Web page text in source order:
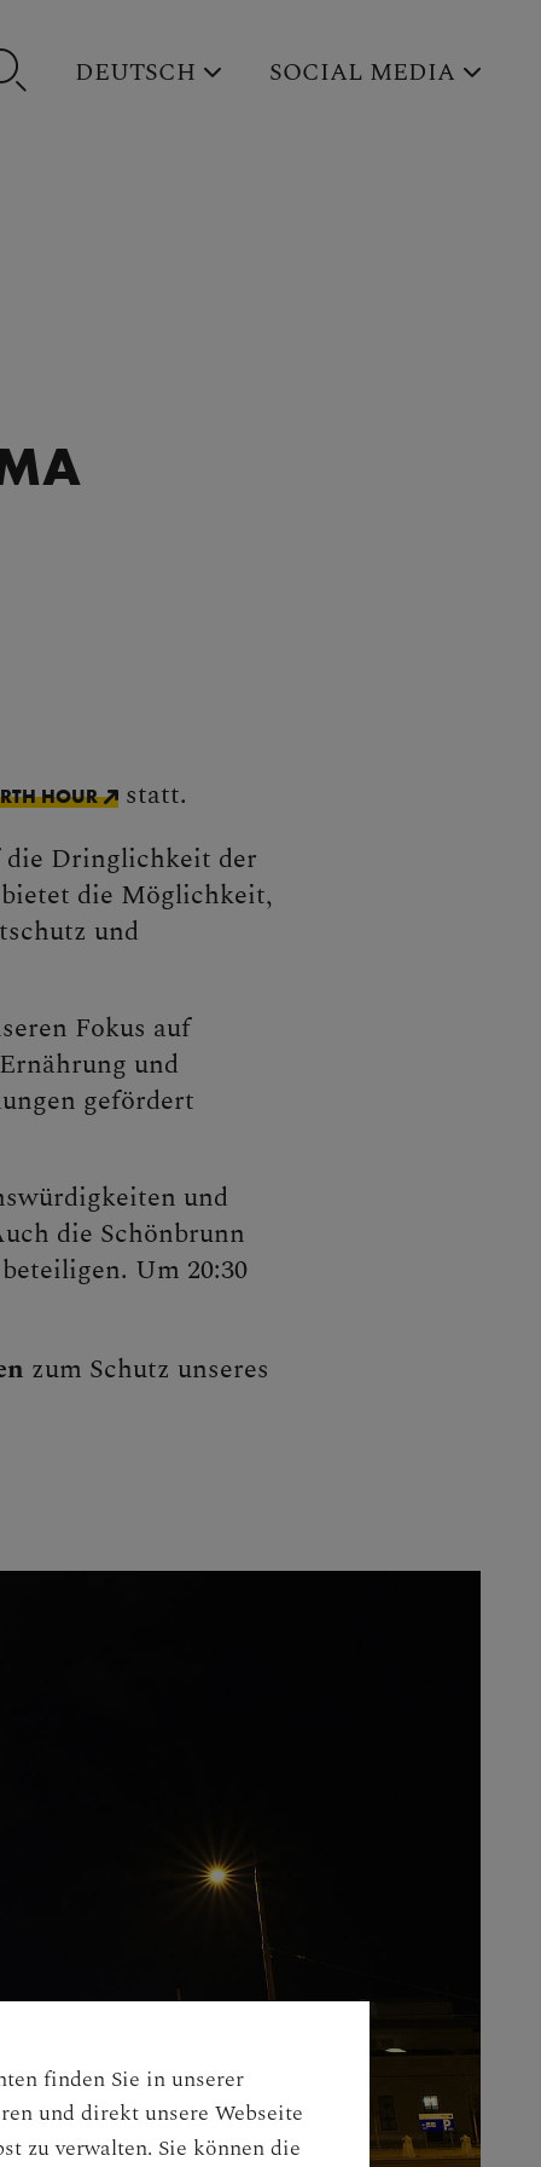
DEUTSCH SOCIAL MEDIA
HOUR​
statt.
die Dringlichkeit der
die Möglichkeit,
und
Fokus auf
und
gefördert
und
die Schönbrunn
Um 20:30
zum Schutz unseres
finden Sie in unserer
und direkt unsere Webseite
zu verwalten. Sie können die